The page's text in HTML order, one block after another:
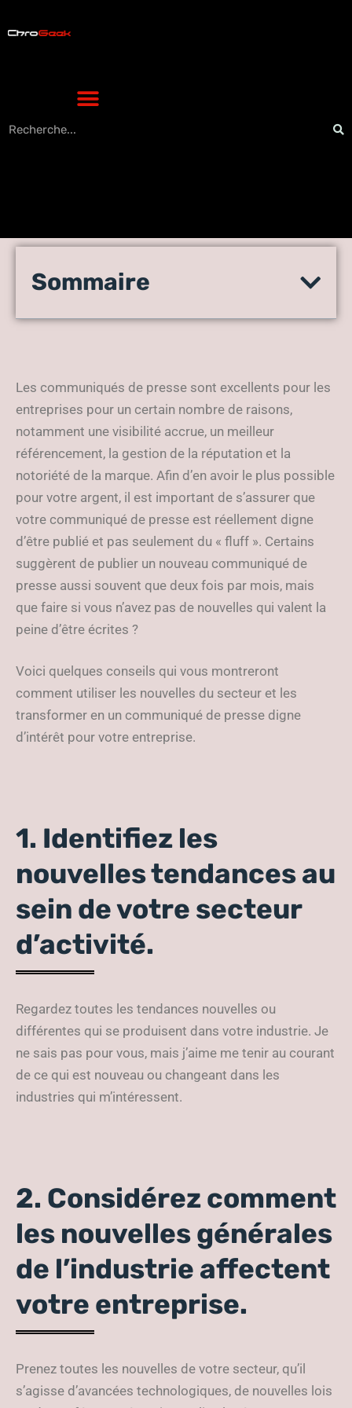
Ça vient d’arriver : Générer
les communiqués de presse
Sommaire
Les communiqués de presse sont excellents pour les
entreprises pour un certain nombre de raisons,
notamment une visibilité accrue, un meilleur
référencement, la gestion de la réputation et la
notoriété de la marque. Afin d’en avoir le plus possible
pour votre argent, il est important de s’assurer que
votre communiqué de presse est réellement digne
d’être publié et pas seulement du « fluff ». Certains
suggèrent de publier un nouveau communiqué de
presse aussi souvent que deux fois par mois, mais
que faire si vous n’avez pas de nouvelles qui valent la
peine d’être écrites ?
Voici quelques conseils qui vous montreront
comment utiliser les nouvelles du secteur et les
transformer en un communiqué de presse digne
d’intérêt pour votre entreprise.
1. Identifiez les
nouvelles tendances au
sein de votre secteur
d’activité.
Regardez toutes les tendances nouvelles ou
différentes qui se produisent dans votre industrie. Je
ne sais pas pour vous, mais j’aime me tenir au courant
de ce qui est nouveau ou changeant dans les
industries qui m’intéressent.
2. Considérez comment
les nouvelles générales
de l’industrie affectent
votre entreprise.
Prenez toutes les nouvelles de votre secteur, qu’il
s’agisse d’avancées technologiques, de nouvelles lois